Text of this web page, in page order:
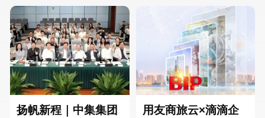
扬帆新程｜中集集团
用友商旅云×滴滴企